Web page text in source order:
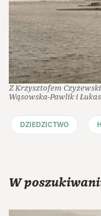
Z Krzysztofem
Wąsowska‑Pawlik i
DZIEDZICTWO
W